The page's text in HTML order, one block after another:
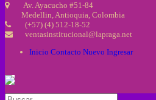
Av. Ayacucho #51-84
Medellin, Antioquia, Colombia
(+57) (4) 512-18-52
ventasinstitucional@lapraga.net
Inicio Contacto Nuevo Ingresar